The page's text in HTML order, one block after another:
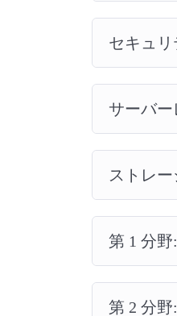
セキュ
サーバー
ストレー
第 1 分
第 2 分